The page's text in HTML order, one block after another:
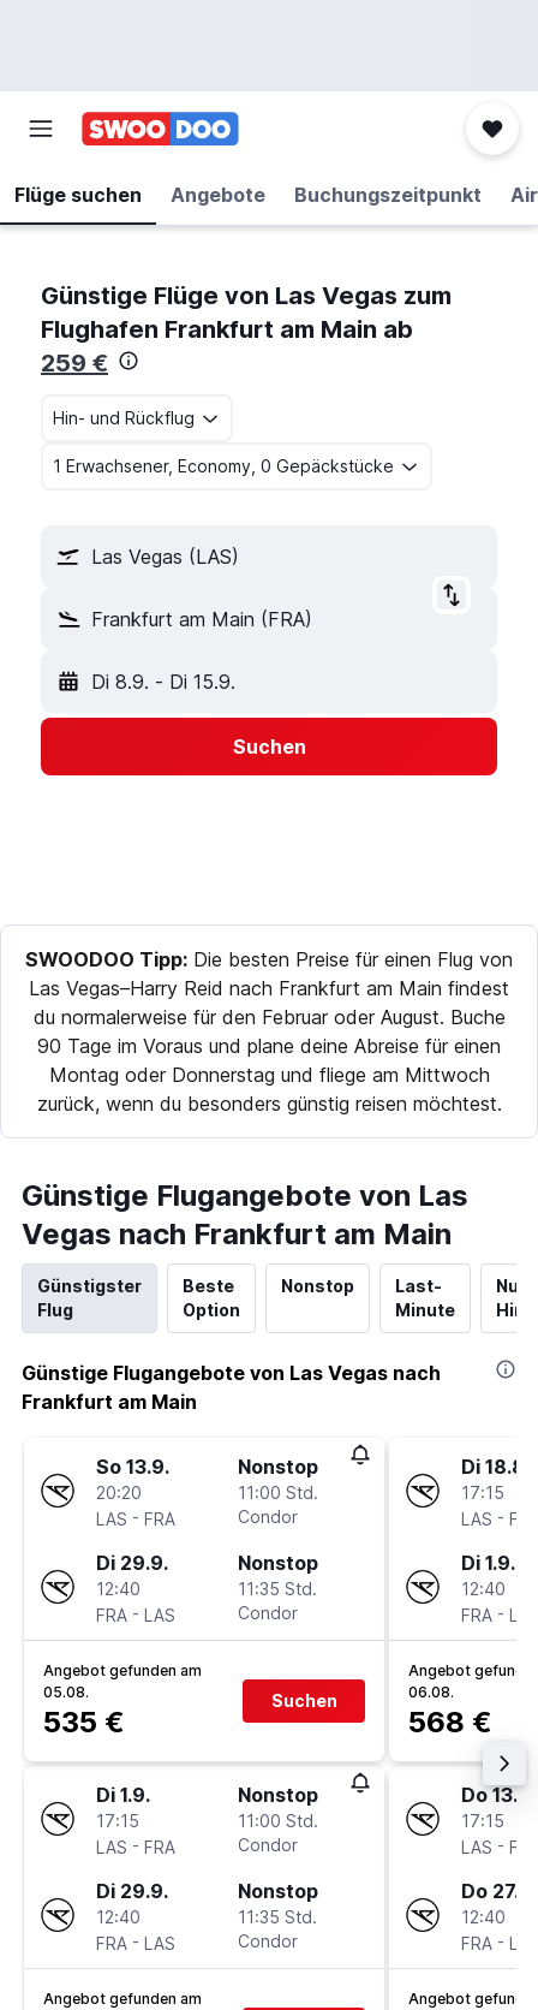
Flüge suchen Angebote Buchungszeitpunkt
Günstige Flüge von Las Vegas zum
Flughafen Frankfurt am Main ab
259 €
Hin- und Rückflug
1 Erwachsener, Economy, 0 Gepäckstücke
Las Vegas (LAS)
Frankfurt am Main (FRA)
Di 8.9. - Di 15.9.
Suchen
SWOODOO Tipp: Die besten Preise für einen Flug von
Las Vegas–Harry Reid nach Frankfurt am Main findest
du normalerweise für den Februar oder August. Buche
90 Tage im Voraus und plane deine Abreise für einen
Montag oder Donnerstag und fliege am Mittwoch
zurück, wenn du besonders günstig reisen möchtest.
Günstige Flugangebote von Las
Vegas nach Frankfurt am Main
Günstigster
Flug
Beste
Option
Nonstop
Last-
Minute
Nur
Günstige Flugangebote von Las Vegas nach
Frankfurt am Main
So 13.9.
20:20
LAS - FRA
Nonstop
11:00 Std.
Condor
Di 29.9.
12:40
FRA - LAS
Nonstop
11:35 Std.
Condor
Angebot gefunden am
05.08.
535 €
Suchen
Di 1.9.
17:15
LAS - FRA
Nonstop
11:00 Std.
Condor
Di 29.9.
12:40
FRA - LAS
Nonstop
11:35 Std.
Condor
Angebot gefunden am
Di 18.8.
17:15
LAS -
Di 1.9.
12:40
FRA -
Angebot
06.08.
568 €
Do 13.8.
17:15
LAS -
Do 27.8.
12:40
FRA -
Angebot